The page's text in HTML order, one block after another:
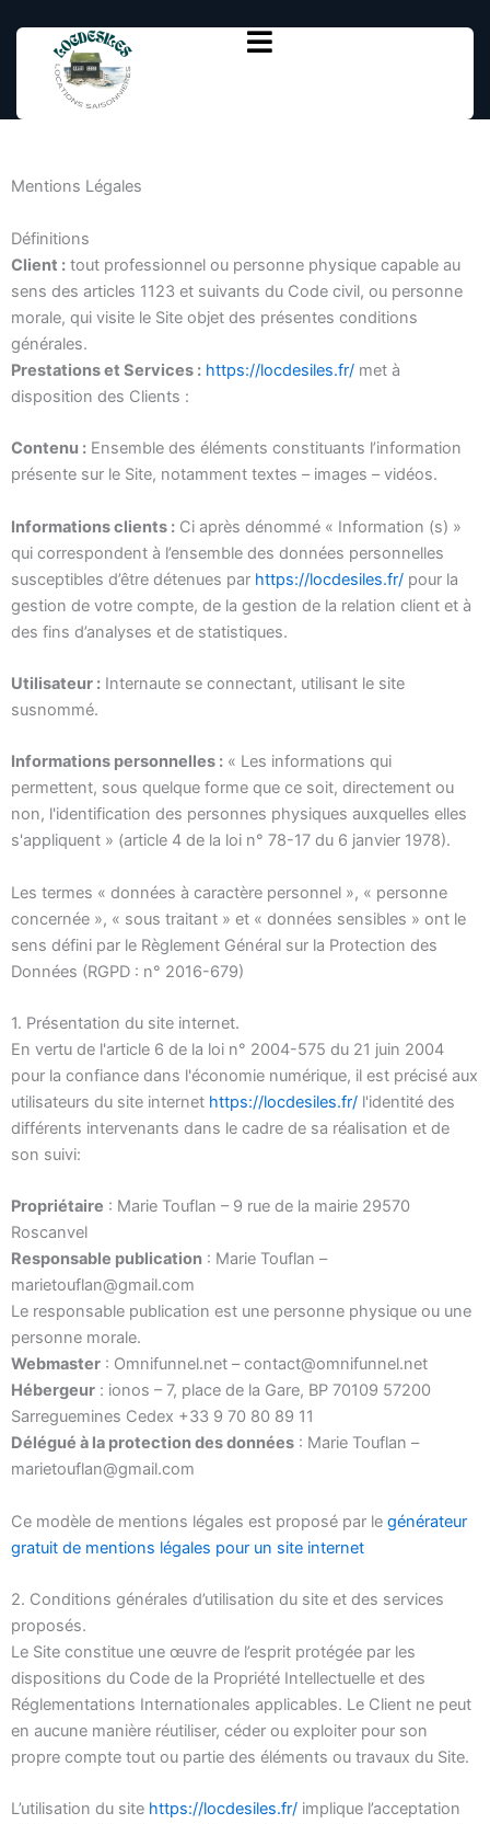
contenu
Mentions Légales
Définitions
Client : tout professionnel ou personne physique capable au
sens des articles 1123 et suivants du Code civil, ou personne
morale, qui visite le Site objet des présentes conditions
générales.
Prestations et Services : https://locdesiles.fr/ met à
disposition des Clients :
Contenu : Ensemble des éléments constituants l’information
présente sur le Site, notamment textes – images – vidéos.
Informations clients : Ci après dénommé « Information (s) »
qui correspondent à l’ensemble des données personnelles
susceptibles d’être détenues par https://locdesiles.fr/ pour la
gestion de votre compte, de la gestion de la relation client et à
des fins d’analyses et de statistiques.
Utilisateur : Internaute se connectant, utilisant le site
susnommé.
Informations personnelles : « Les informations qui
permettent, sous quelque forme que ce soit, directement ou
non, l'identification des personnes physiques auxquelles elles
s'appliquent » (article 4 de la loi n° 78-17 du 6 janvier 1978).
Les termes « données à caractère personnel », « personne
concernée », « sous traitant » et « données sensibles » ont le
sens défini par le Règlement Général sur la Protection des
Données (RGPD : n° 2016-679)
1. Présentation du site internet.
En vertu de l'article 6 de la loi n° 2004-575 du 21 juin 2004
pour la confiance dans l'économie numérique, il est précisé aux
utilisateurs du site internet https://locdesiles.fr/ l'identité des
différents intervenants dans le cadre de sa réalisation et de
son suivi:
Propriétaire : Marie Touflan – 9 rue de la mairie 29570
Roscanvel
Responsable publication : Marie Touflan –
marietouflan@gmail.com
Le responsable publication est une personne physique ou une
personne morale.
Webmaster : Omnifunnel.net – contact@omnifunnel.net
Hébergeur : ionos – 7, place de la Gare, BP 70109 57200
Sarreguemines Cedex +33 9 70 80 89 11
Délégué à la protection des données : Marie Touflan –
marietouflan@gmail.com
Ce modèle de mentions légales est proposé par le générateur
gratuit de mentions légales pour un site internet
2. Conditions générales d’utilisation du site et des services
proposés.
Le Site constitue une œuvre de l’esprit protégée par les
dispositions du Code de la Propriété Intellectuelle et des
Réglementations Internationales applicables. Le Client ne peut
en aucune manière réutiliser, céder ou exploiter pour son
propre compte tout ou partie des éléments ou travaux du Site.
L’utilisation du site https://locdesiles.fr/ implique l’acceptation